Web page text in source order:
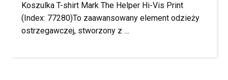
Koszulka T-shirt Mark The Helper Hi-Vis Print
(Index: 77280)To zaawansowany element odzieży
ostrzegawczej, stworzony z …